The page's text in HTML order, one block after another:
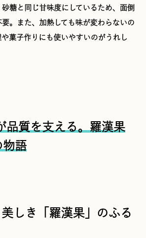
糖と同じ甘味度にしているため、面倒
。また、加熱しても味が変わらないの
菓子作りにも使いやすいのがうれし
品質を支える。羅漢果
物語
しき「羅漢果」のふる